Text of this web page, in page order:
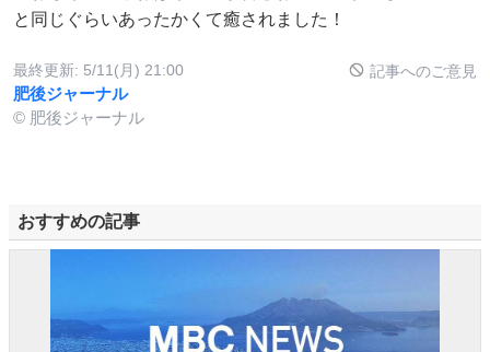
と同じぐらいあったかくて癒されました！
最終更新: 5/11(月) 21:00 記事へのご意見
肥後ジャーナル
© 肥後ジャーナル
おすすめの記事